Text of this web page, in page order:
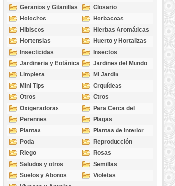
Geranios y Gitanillas
Glosario
Helechos
Herbaceas
Hibiscos
Hierbas Aromáticas
Hortensias
Huerto y Hortalizas
Insecticidas
Insectos
Jardineria y Botánica
Jardines del Mundo
Limpieza
Mi Jardin
Mini Tips
Orquídeas
Otros
Otros
Oxigenadoras
Para Cerca del
Estanque
Perennes
Plagas
Plantas
Plantas de Interior
Poda
Reproducción
Riego
Rosas
Saludos y otros
temas
Semillas
Suelos y Abonos
Violetas